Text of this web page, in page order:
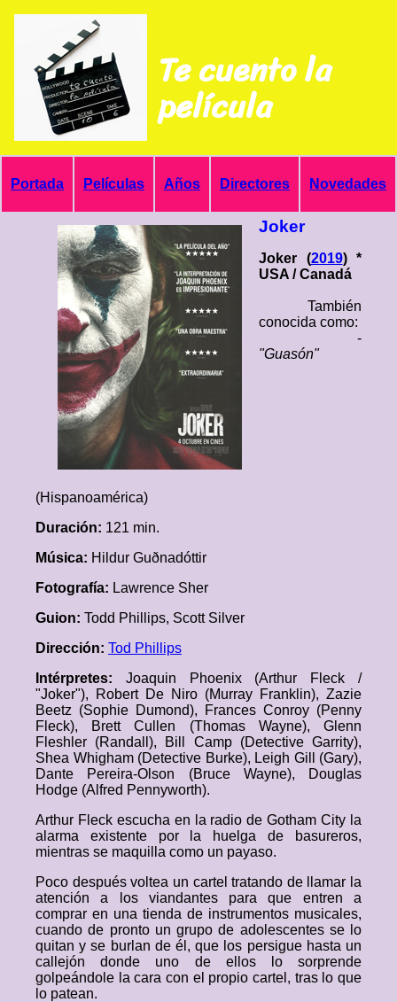
Te cuento la
película
Portada Películas Años Directores Novedades
Joker
Joker (2019) *
USA / Canadá
También
conocida como:
-
"Guasón"
(Hispanoamérica)
Duración: 121 min.
Música: Hildur Guðnadóttir
Fotografía: Lawrence Sher
Guion: Todd Phillips, Scott Silver
Dirección: Tod Phillips
Intérpretes: Joaquin Phoenix (Arthur Fleck /
"Joker"), Robert De Niro (Murray Franklin), Zazie
Beetz (Sophie Dumond), Frances Conroy (Penny
Fleck), Brett Cullen (Thomas Wayne), Glenn
Fleshler (Randall), Bill Camp (Detective Garrity),
Shea Whigham (Detective Burke), Leigh Gill (Gary),
Dante Pereira-Olson (Bruce Wayne), Douglas
Hodge (Alfred Pennyworth).
Arthur Fleck escucha en la radio de Gotham City la
alarma existente por la huelga de basureros,
mientras se maquilla como un payaso.
Poco después voltea un cartel tratando de llamar la
atención a los viandantes para que entren a
comprar en una tienda de instrumentos musicales,
cuando de pronto un grupo de adolescentes se lo
quitan y se burlan de él, que los persigue hasta un
callejón donde uno de ellos lo sorprende
golpeándole la cara con el propio cartel, tras lo que
lo patean.